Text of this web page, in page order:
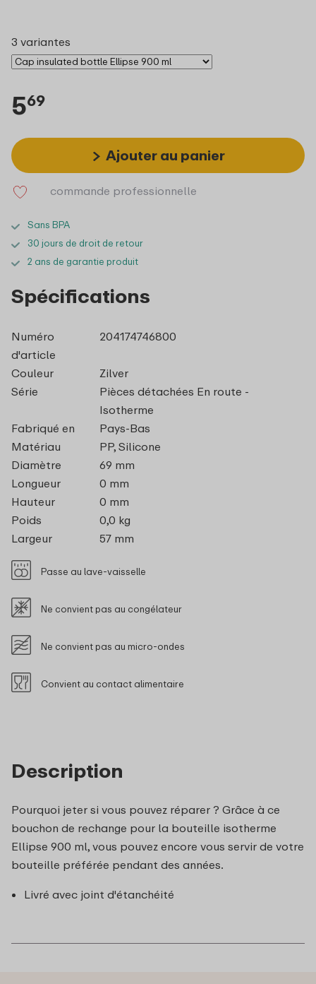
3 variantes
569
Ajouter au panier
commande professionnelle
Sans BPA
30 jours de droit de retour
2 ans de garantie produit
Description
Pourquoi jeter si vous pouvez réparer ? Grâce à ce
bouchon de rechange pour la bouteille isotherme
Ellipse 900 ml, vous pouvez encore vous servir de votre
bouteille préférée pendant des années.
Livré avec joint d'étanchéité
Spécifications
Numéro
d'article
204174746800
Couleur
Zilver
Série
Pièces détachées En route -
Isotherme
Fabriqué en
Pays-Bas
Matériau
PP, Silicone
Diamètre
69 mm
Longueur
0 mm
Hauteur
0 mm
Poids
0,0 kg
Largeur
57 mm
Passe au lave-vaisselle
Ne convient pas au congélateur
Ne convient pas au micro-ondes
Convient au contact alimentaire